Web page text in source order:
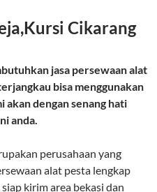
Cikarang
jasa persewaan alat
bisa menggunakan
akan dengan senang hati
anda.
perusahaan yang
alat pesta lengkap
kirim area bekasi dan